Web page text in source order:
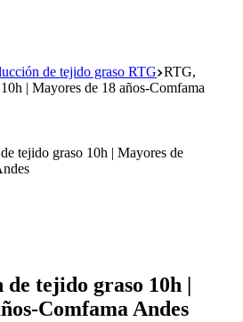
de tejido graso RTG RTG,
| Mayores de 18 años-Comfama
tejido graso 10h |
Comfama Andes